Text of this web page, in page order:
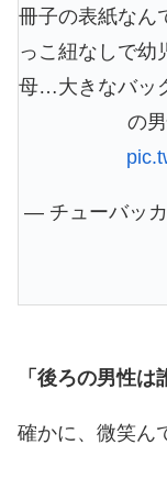
冊子の表紙な
っこ紐なしで
母…大きなバッ
の
— チューバッ
「後ろの男性は
確かに、微笑ん